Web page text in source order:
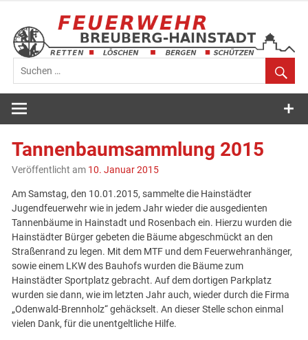
springen
Feuerwehr
Breuberg-
Hainstadt
Tannenbaumsammlung 2015
Veröffentlicht am 10. Januar 2015
Am Samstag, den 10.01.2015, sammelte die Hainstädter
Jugendfeuerwehr wie in jedem Jahr wieder die ausgedienten
Tannenbäume in Hainstadt und Rosenbach ein. Hierzu wurden die
Hainstädter Bürger gebeten die Bäume abgeschmückt an den
Straßenrand zu legen. Mit dem MTF und dem Feuerwehranhänger,
sowie einem LKW des Bauhofs wurden die Bäume zum
Hainstädter Sportplatz gebracht. Auf dem dortigen Parkplatz
wurden sie dann, wie im letzten Jahr auch, wieder durch die Firma
„Odenwald-Brennholz“ gehäckselt. An dieser Stelle schon einmal
vielen Dank, für die unentgeltliche Hilfe.